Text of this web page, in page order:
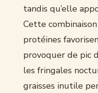
tandis qu’elle
Cette
protéines
provoquer de pic
les fringales
graisses inutile